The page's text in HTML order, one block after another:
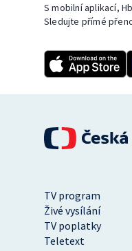
S mobilní aplikací,
Sledujte přímé
TV program
Živé vysílání
TV poplatky
Teletext